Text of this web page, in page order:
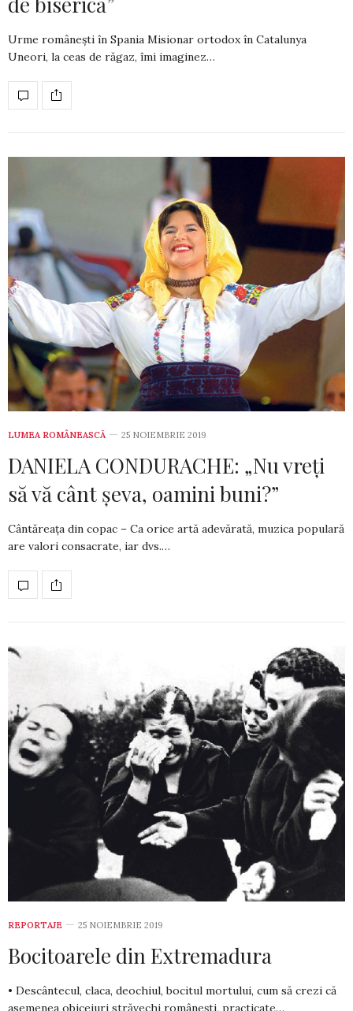
Urme românești în Spania Misionar ortodox în Catalunya
Uneori, la ceas de răgaz, îmi imaginez…
LUMEA ROMÂNEASCĂ 25 NOIEMBRIE 2019
DANIELA CONDURACHE: „Nu vreți
să vă cânt șeva, oamini buni?”
Cântăreața din copac – Ca orice artă adevărată, muzica populară
are valori consacrate, iar dvs.…
REPORTAJE 25 NOIEMBRIE 2019
Bocitoarele din Extremadura
• Descântecul, claca, deochiul, bocitul mortului, cum să crezi că
asemenea obiceiuri străvechi românești, practicate…